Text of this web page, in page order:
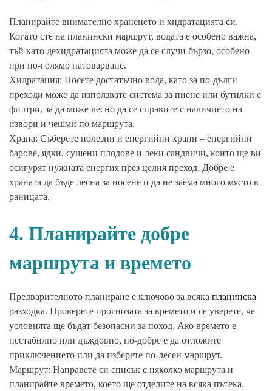
Планирайте внимателно храненето и хидратацията си.
Когато сте на планински маршрут, водата е особено важна,
тъй като дехидратацията може да се случи бързо, особено
при по-голямо натоварване.
Хидратация: Носете достатъчно вода, като за по-дълги
преходи може да използвате система за пиене или бутилки с
филтри, за да може лесно да се справите с наличието на
извори и чешми по маршрута.
Храна: Съберете полезни и енергийни храни – енергийни
барове, ядки, сушени плодове и леки сандвичи, които ще ви
осигурят нужната енергия през целия преход. Добре е
храната да бъде лесна за носене и да не заема много място в
раницата.
4. Планирайте добре
маршрута и времето
Предварителното планиране е ключово за всяка планинска
разходка. Проверете прогнозата за времето и се уверете, че
условията ще бъдат безопасни за поход. Ако времето е
нестабилно или дъждовно, по-добре е да отложите
приключението или да изберете по-лесен маршрут.
Маршрут: Направете си списък с няколко маршрута и
планирайте времето, което ще отделите на всяка пътека.